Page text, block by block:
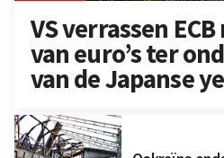
VS verrassen
van euro’s ter
van de Japanse